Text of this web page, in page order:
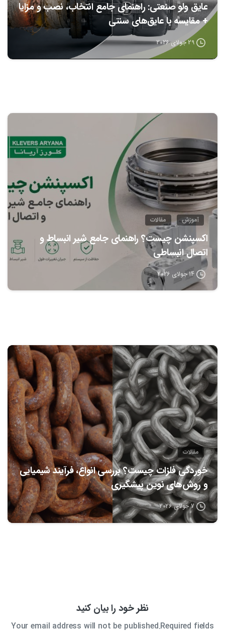
عایق ولو صنعتی: راهنمای جامع انتخاب، نصب و مزایا
+ مقایسه با عایق‌های سنتی
29 جولای 2026
آموزش مقالات
اکسپنشن چیست؟ راهنمای جامع شیر انبساط و
اتصال انبساطی
14 جولای 2026
0
مقالات
خوردگی فلزات چیست؟ بررسی انواع، فرآیند شیمیایی
و روش‌های نوین پیشگیری
7 جولای 2026
نظر خود را بیان کنید
Your email address will not be published.Required fields